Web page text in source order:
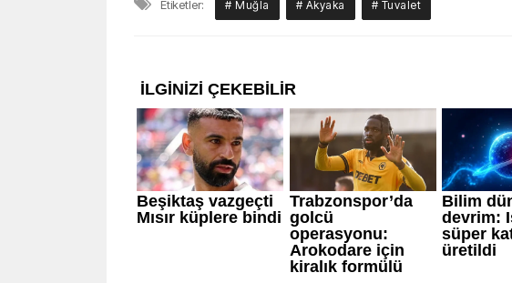
Etiketler: # Muğla # Akyaka # Tuvalet